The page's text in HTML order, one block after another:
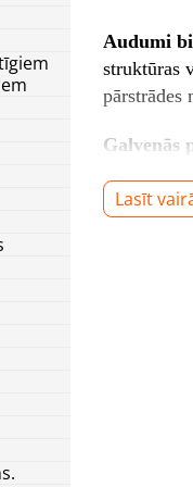
Audumi
struktūras
pārstrādes
Galvenās
Lasīt